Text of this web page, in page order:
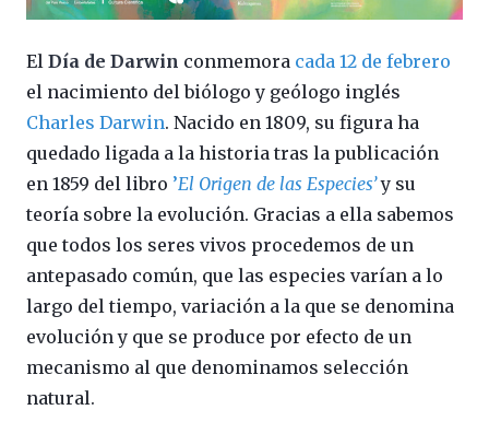
El Día de Darwin conmemora cada 12 de febrero
el nacimiento del biólogo y geólogo inglés
Charles Darwin. Nacido en 1809, su figura ha
quedado ligada a la historia tras la publicación
en 1859 del libro ’El Origen de las Especies’y su
teoría sobre la evolución. Gracias a ella sabemos
que todos los seres vivos procedemos de un
antepasado común, que las especies varían a lo
largo del tiempo, variación a la que se denomina
evolución y que se produce por efecto de un
mecanismo al que denominamos selección
natural.